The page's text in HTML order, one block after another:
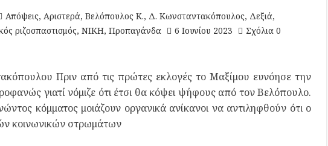
Απόψεις, Αριστερά, Βελόπουλος Κ., Δ. Κωνσταντακόπουλος, Δεξιά,
ριζοσπαστισμός, ΝΙΚΗ, Προπαγάνδα 6 Ιουνίου 2023 Σχόλια 0
Πριν από τις πρώτες εκλογές το Μαξίμου ευνόησε την
γιατί νόμιζε ότι έτσι θα κόψει ψήφους από τον Βελόπουλο.
κόμματος μοιάζουν οργανικά ανίκανοι να αντιληφθούν ότι ο
κοινωνικών στρωμάτων